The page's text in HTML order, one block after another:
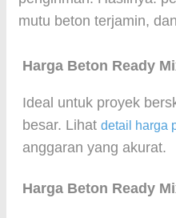
mutu beton terjamin,
Harga Beton Ready
Ideal untuk proyek
besar. Lihat detail harga
anggaran yang akurat.
Harga Beton Ready